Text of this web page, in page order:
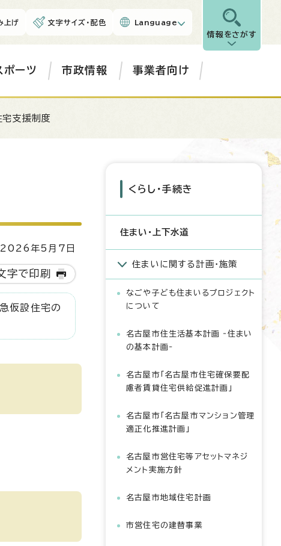
上げ 文字サイズ・配色 Language
情報をさがす
ポーツ 市政情報 事業者向け
支援制度
年5月7日
字で印刷
仮設住宅の
くらし・手続き
住まい・上下水道
住まいに関する計画・施策
なごや子ども住まいるプロジェクト
について
名古屋市住生活基本計画 ‐住まい
の基本計画‐
名古屋市「名古屋市住宅確保要配
慮者賃貸住宅供給促進計画」
名古屋市「名古屋市マンション管理
適正化推進計画」
名古屋市営住宅等アセットマネジ
メント実施方針
名古屋市地域住宅計画
市営住宅の建替事業